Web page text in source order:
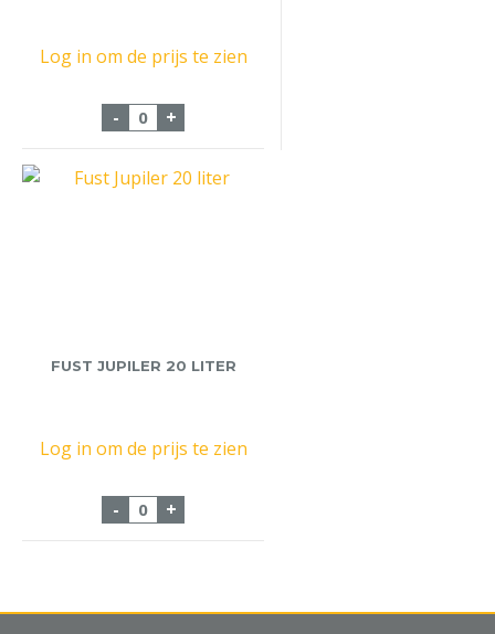
Log in om de prijs te zien
- Fust Hertog Jan Weizener 20 liter aantal
+
FUST JUPILER 20 LITER
Log in om de prijs te zien
- Fust Jupiler 20 liter aantal
+